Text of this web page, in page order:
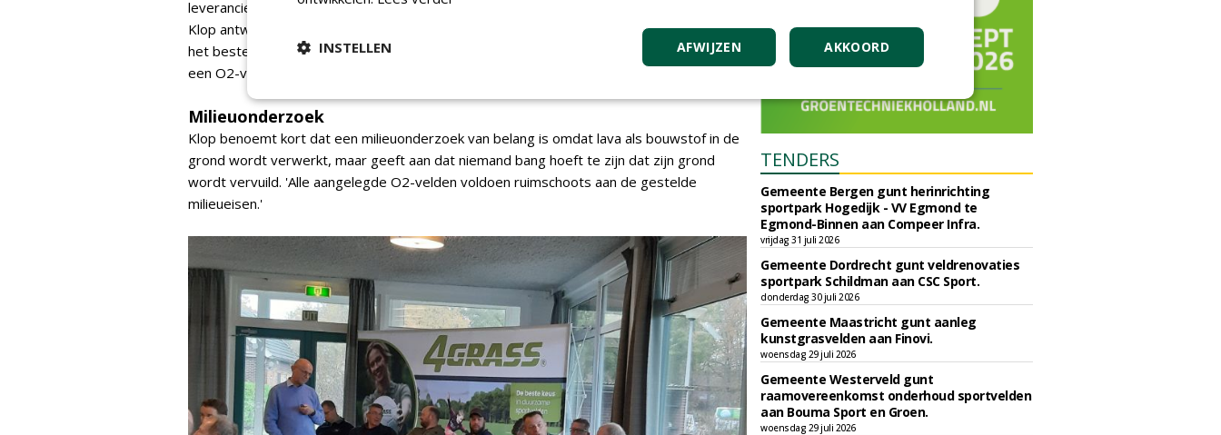
leverancier om de hoek dat hij dat kan leveren. Hoe schrijf je naar Lava Oxygen toe?'
Klop antwoordt dat je wel een concept mag noemen. 'Als je lava uit het O2-concept in
het bestek omschrijft, ook als je lava voor een andere toepassing nodig hebt dan voor
een O2-veld, krijg je Lava Oxygen.'
Milieuonderzoek
Klop benoemt kort dat een milieuonderzoek van belang is omdat lava als bouwstof in de
grond wordt verwerkt, maar geeft aan dat niemand bang hoeft te zijn dat zijn grond
wordt vervuild. 'Alle aangelegde O2-velden voldoen ruimschoots aan de gestelde
milieueisen.'
TENDERS
Gemeente Bergen gunt herinrichting
sportpark Hogedijk - VV Egmond te
Egmond-Binnen aan Compeer Infra.
vrijdag 31 juli 2026
Gemeente Dordrecht gunt veldrenovaties
sportpark Schildman aan CSC Sport.
donderdag 30 juli 2026
Gemeente Maastricht gunt aanleg
kunstgrasvelden aan Finovi.
woensdag 29 juli 2026
Gemeente Westerveld gunt
raamovereenkomst onderhoud sportvelden
aan Bouma Sport en Groen.
woensdag 29 juli 2026
AKKOORD
AFWIJZEN
INSTELLEN